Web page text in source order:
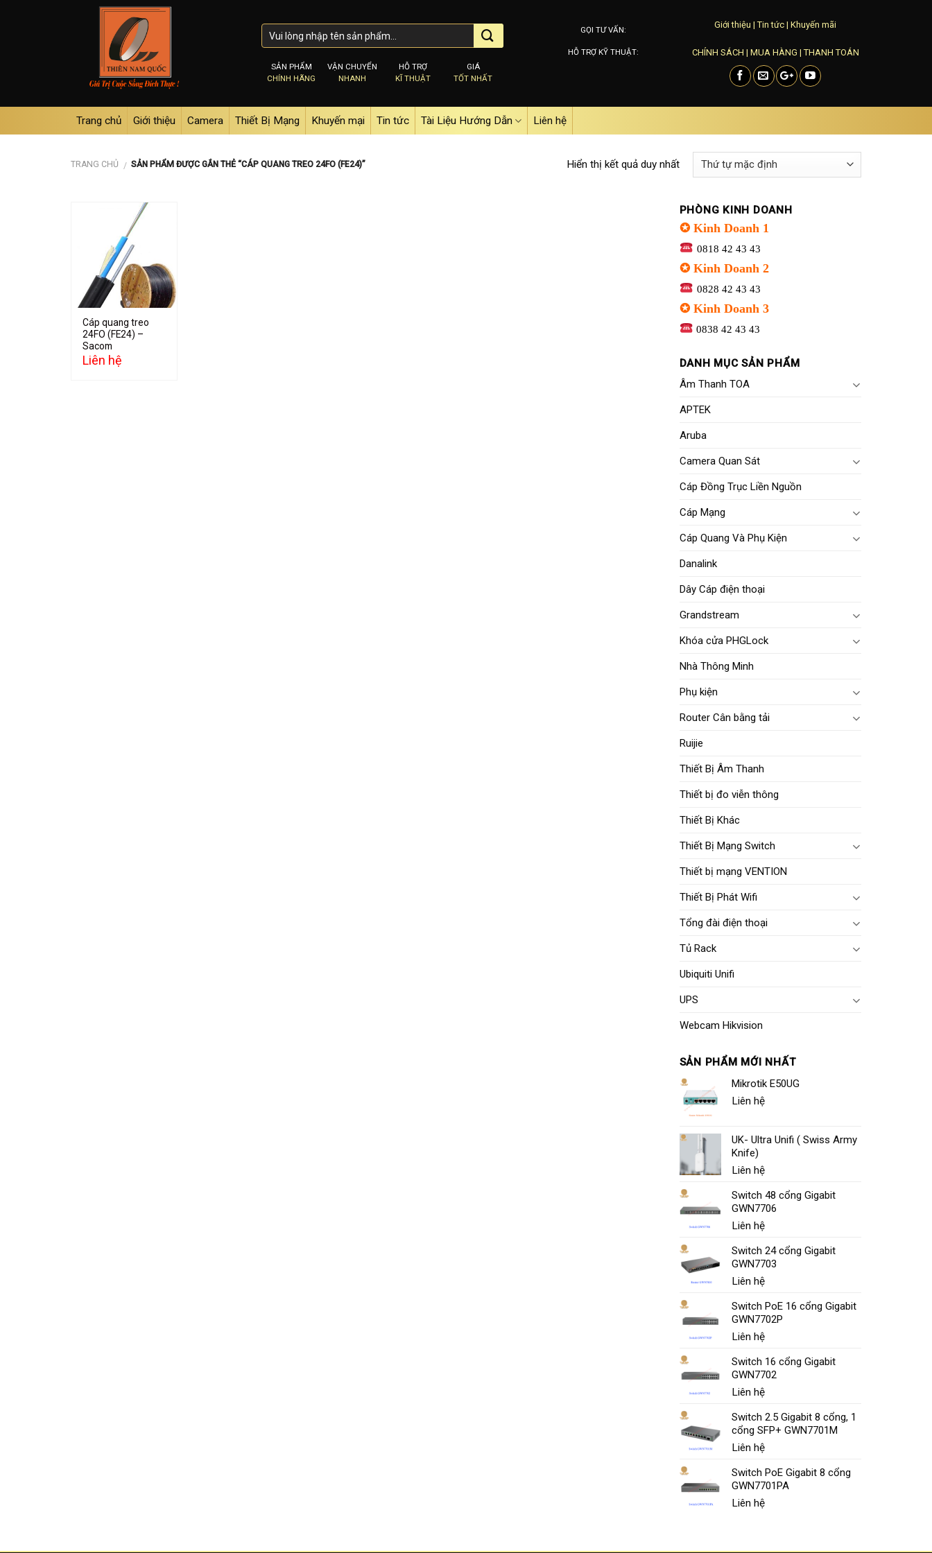
SẢN PHẨM
CHÍNH HÃNG
VẬN CHUYỂN
NHANH
HỖ TRỢ
KĨ THUẬT
GIÁ
TỐT NHẤT
GỌI TƯ VẤN:
HỖ TRỢ KỸ THUẬT:
Giới thiệu |Tin tức | Khuyến mãi
CHÍNH SÁCH | MUA HÀNG |THANH TOÁN
Trang chủ Giới thiệu Camera Thiết Bị Mạng Khuyến mại Tin tức Tài Liệu Hướng Dẫn Liên hệ
TRANG CHỦ / SẢN PHẨM ĐƯỢC GẮN THẺ “CÁP QUANG TREO 24FO (FE24)” Hiển thị kết quả duy nhất
Add to
wishlist
Cáp quang treo
24FO (FE24) –
Sacom
Liên hệ
PHÒNG KINH DOANH
✪ Kinh Doanh 1
0818 42 43 43
✪ Kinh Doanh 2
0828 42 43 43
✪ Kinh Doanh 3
0838 42 43 43
DANH MỤC SẢN PHẨM
Âm Thanh TOA
APTEK
Aruba
Camera Quan Sát
Cáp Đồng Trục Liền Nguồn
Cáp Mạng
Cáp Quang Và Phụ Kiện
Danalink
Dây Cáp điện thoại
Grandstream
Khóa cửa PHGLock
Nhà Thông Minh
Phụ kiện
Router Cân bằng tải
Ruijie
Thiết Bị Âm Thanh
Thiết bị đo viễn thông
Thiết Bị Khác
Thiết Bị Mạng Switch
Thiết bị mạng VENTION
Thiết Bị Phát Wifi
Tổng đài điện thoại
Tủ Rack
Ubiquiti Unifi
UPS
Webcam Hikvision
SẢN PHẨM MỚI NHẤT
Mikrotik E50UG
Liên hệ
UK- Ultra Unifi ( Swiss Army
Knife)
Liên hệ
Switch 48 cổng Gigabit
GWN7706
Liên hệ
Switch 24 cổng Gigabit
GWN7703
Liên hệ
Switch PoE 16 cổng Gigabit
GWN7702P
Liên hệ
Switch 16 cổng Gigabit
GWN7702
Liên hệ
Switch 2.5 Gigabit 8 cổng, 1
cổng SFP+ GWN7701M
Liên hệ
Switch PoE Gigabit 8 cổng
GWN7701PA
Liên hệ